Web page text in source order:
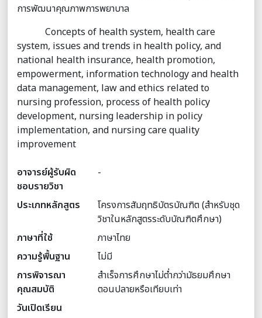
การพัฒนาคุณภาพการพยาบาล
Concepts of health system, health care
system, issues and trends in health policy, and
national health insurance, health promotion,
empowerment, information technology and health
data management, law and ethics related to
nursing profession, process of health policy
development, nursing leadership in policy
implementation, and nursing care quality
improvement
อาจารย์ผู้รับผิด
ชอบรายวิชา
-
ประเภทหลักสูตร
โครงการสัมฤทธิบัตรบัณฑิต (สำหรับชุด
วิชาในหลักสูตรระดับบัณฑิตศึกษา)
ภาษาที่ใช้
ภาษาไทย
ความรู้พื้นฐาน
ไม่มี
การพิจารณา
คุณสมบัติ
สำเร็จการศึกษาไม่ต่ำกว่ามัธยมศึกษา
ตอนปลายหรือเทียบเท่า
วันเปิดเรียน